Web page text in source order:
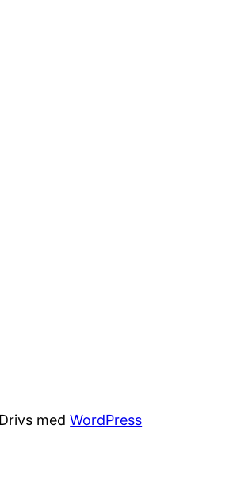
medWordPress